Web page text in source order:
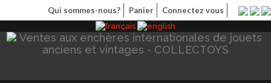
Qui sommes-nous? Panier Connectez vous